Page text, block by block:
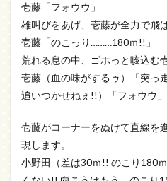
壱藤「フォウウ」
雄叫びをあげ、壱藤が全力で飛
壱藤「のこっり………180ｍ!!」
荒れる息の中、ゴホっと咳込む壱
壱藤（血の味がするゥ）「突っ
追いつかせねぇ!!）「フォウウ」
壱藤がコーナーをぬけて直線を
現します。
小野田（差は30ｍ!! のこり180